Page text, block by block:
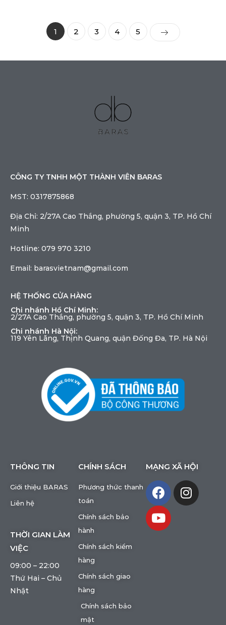
1 2 3 4 5
CÔNG TY TNHH MỘT THÀNH VIÊN BARAS
MST: 0317875868
Địa Chỉ: 2/27A Cao Thắng, phường 5, quận 3, TP. Hồ Chí
Minh
Hotline: 079 970 3210
Email: barasvietnam@gmail.com
HỆ THỐNG CỬA HÀNG
Chi nhánh Hồ Chí Minh:
2/27A Cao Thắng, phường 5, quận 3, TP. Hồ Chí Minh
Chi nhánh Hà Nội:
119 Yên Lãng, Thịnh Quang, quận Đống Đa, TP. Hà Nội
THÔNG TIN
Giới thiệu BARAS
Liên hệ
THỜI GIAN LÀM
VIỆC
09:00 – 22:00
Thứ Hai – Chủ
Nhật
CHÍNH SÁCH
Phương thức thanh
toán
Chính sách bảo
hành
Chính sách kiểm
hàng
Chính sách giao
hàng
Chính sách bảo
mật
MẠNG XÃ HỘI